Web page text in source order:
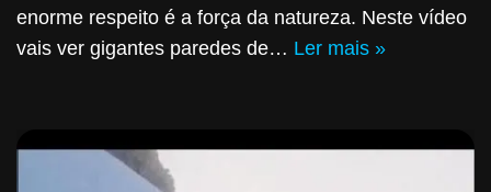
enorme respeito é a força da natureza. Neste vídeo
vais ver gigantes paredes de… Ler mais »